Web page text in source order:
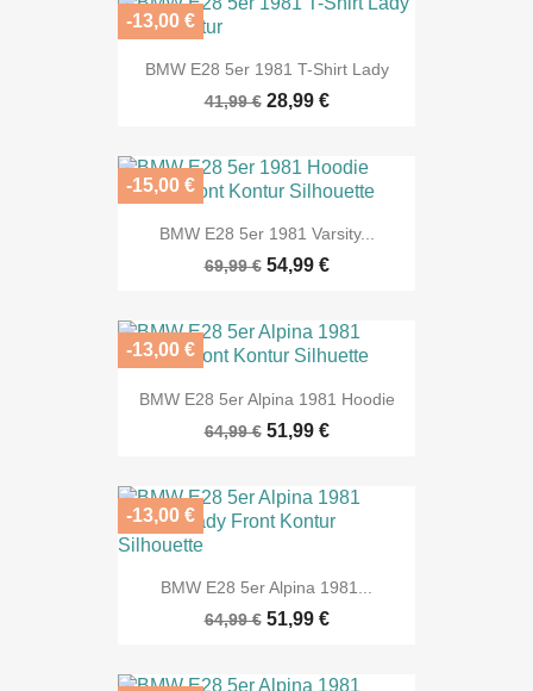
BMW E28 5er 1981 T-Shirt Lady
41,99 € 28,99 €
-13,00 €
BMW E28 5er 1981 Varsity...
69,99 € 54,99 €
-15,00 €
BMW E28 5er Alpina 1981 Hoodie
64,99 € 51,99 €
-13,00 €
BMW E28 5er Alpina 1981...
64,99 € 51,99 €
-13,00 €